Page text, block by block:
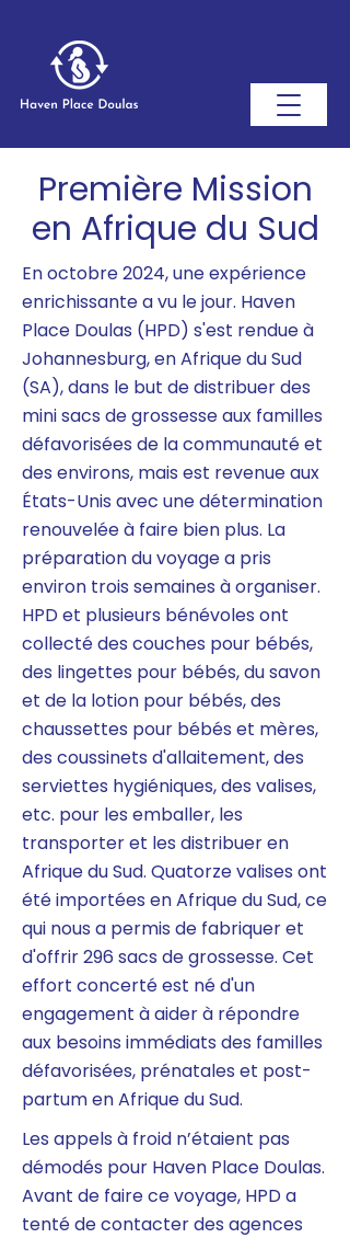
Première Mission
en Afrique du Sud
En octobre 2024, une expérience
enrichissante a vu le jour. Haven
Place Doulas (HPD) s'est rendue à
Johannesburg, en Afrique du Sud
(SA), dans le but de distribuer des
mini sacs de grossesse aux familles
défavorisées de la communauté et
des environs, mais est revenue aux
États-Unis avec une détermination
renouvelée à faire bien plus. La
préparation du voyage a pris
environ trois semaines à organiser.
HPD et plusieurs bénévoles ont
collecté des couches pour bébés,
des lingettes pour bébés, du savon
et de la lotion pour bébés, des
chaussettes pour bébés et mères,
des coussinets d'allaitement, des
serviettes hygiéniques, des valises,
etc. pour les emballer, les
transporter et les distribuer en
Afrique du Sud. Quatorze valises ont
été importées en Afrique du Sud, ce
qui nous a permis de fabriquer et
d'offrir 296 sacs de grossesse. Cet
effort concerté est né d'un
engagement à aider à répondre
aux besoins immédiats des familles
défavorisées, prénatales et post-
partum en Afrique du Sud.
Les appels à froid n’étaient pas
démodés pour Haven Place Doulas.
Avant de faire ce voyage, HPD a
tenté de contacter des agences